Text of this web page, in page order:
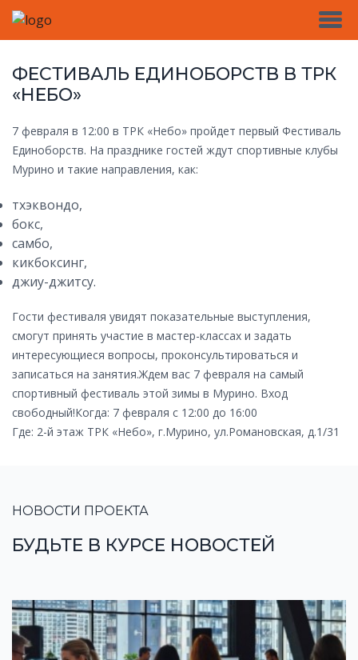
ФЕСТИВАЛЬ ЕДИНОБОРСТВ В ТРК
«НЕБО»
7 февраля в 12:00 в ТРК «Небо» пройдет первый Фестиваль
Единоборств. На празднике гостей ждут спортивные клубы
Мурино и такие направления, как:
тхэквондо,
бокс,
самбо,
кикбоксинг,
джиу-джитсу.
Гости фестиваля увидят показательные выступления,
смогут принять участие в мастер-классах и задать
интересующиеся вопросы, проконсультироваться и
записаться на занятия.Ждем вас 7 февраля на самый
спортивный фестиваль этой зимы в Мурино. Вход
свободный!Когда: 7 февраля с 12:00 до 16:00
Где: 2-й этаж ТРК «Небо», г.Мурино, ул.Романовская, д.1/31
НОВОСТИ ПРОЕКТА
БУДЬТЕ В КУРСЕ НОВОСТЕЙ